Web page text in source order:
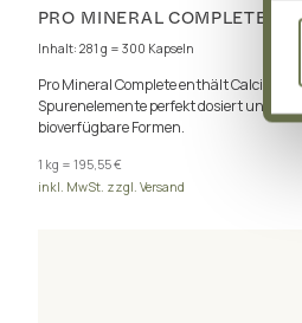
PRO MINERAL COMPLETE
Inhalt: 281 g = 300 Kapseln
Pro Mineral Complete enthält Calcium,
Spurenelemente perfekt dosiert und als
bioverfügbare Formen.
1 kg = 195,55 €
inkl. MwSt. zzgl. Versand